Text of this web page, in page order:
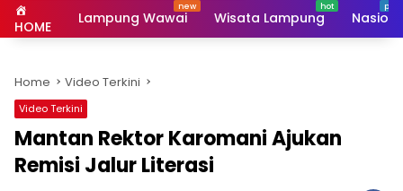
HOME Lampung Wawai Wisata Lampung
Home Video Terkini
Video Terkini
Mantan Rektor Karomani Ajukan
Remisi Jalur Literasi